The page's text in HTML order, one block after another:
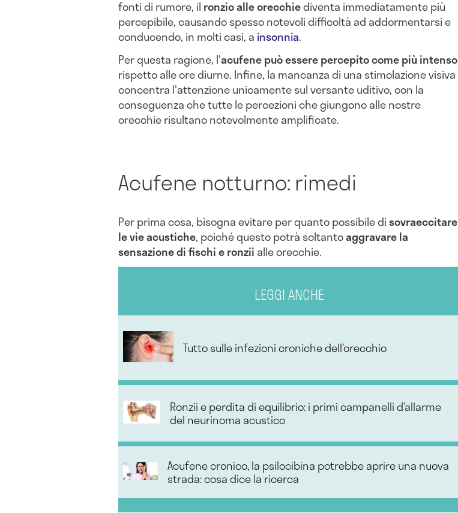
fonti di rumore, il ronzio alle orecchiediventa immediatamente più
percepibile, causando spesso notevoli difficoltà ad addormentarsi e
conducendo, in molti casi, a insonnia.
Per questa ragione, l'acufene può essere percepito come più intenso
rispetto alle ore diurne. Infine, la mancanza di una stimolazione visiva
concentra l'attenzione unicamente sul versante uditivo, con la
conseguenza che tutte le percezioni che giungono alle nostre
orecchie risultano notevolmente amplificate.
Acufene notturno: rimedi
Per prima cosa, bisogna evitare per quanto possibile disovraeccitare
le vie acustiche, poiché questo potrà soltantoaggravare la
sensazione di fischi e ronzii alle orecchie.
LEGGI ANCHE
Tutto sulle infezioni croniche dell’orecchio
Ronzii e perdita di equilibrio: i primi campanelli d’allarme
del neurinoma acustico
Acufene cronico, la psilocibina potrebbe aprire una nuova
strada: cosa dice la ricerca